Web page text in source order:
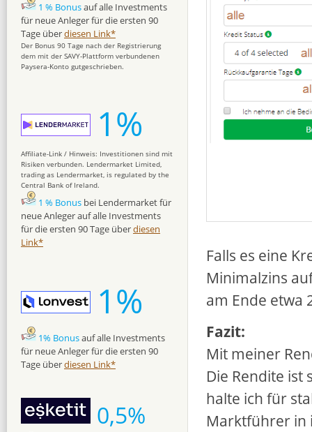
Falls es eine
Minimalzins
am Ende etwa
Fazit:
Mit meiner
Die Rendite
halte ich für
Marktführer in
1 % Bonusauf alle Investments
für neue Anleger für die ersten 90
Tage überdiesen Link*
Der Bonus 90 Tage nach der Registrierung
dem mit der SAVY-Plattform verbundenen
Paysera-Konto gutgeschrieben.
1%
Affiliate-Link / Hinweis: Investitionen sind mit
Risiken verbunden. Lendermarket Limited,
trading as Lendermarket, is regulated by the
Central Bank of Ireland.
1 % Bonus bei Lendermarket für
neue Anleger auf alle Investments
für die ersten 90 Tage überdiesen
Link*
1%
1% Bonusauf alle Investments
für neue Anleger für die ersten 90
Tage überdiesen Link*
0,5%